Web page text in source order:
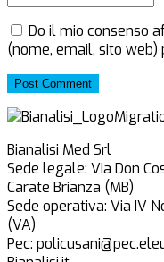
Do il mio consenso
(nome, email, sito
Post Comment
Bianalisi Med Srl
Sede legale: Via Don
Carate Brianza (MB)
Sede operativa: Via IV
(VA)
Pec: